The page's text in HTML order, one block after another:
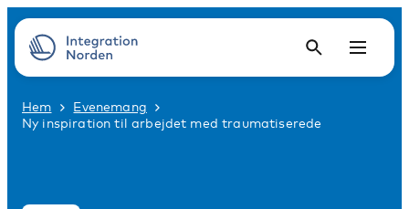
Hem
Evenemang
Ny inspiration til arbejdet med traumatiserede